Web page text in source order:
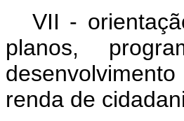
VII -
planos,
renda de